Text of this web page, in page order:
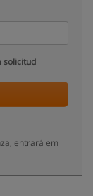
solicitud
entrará em